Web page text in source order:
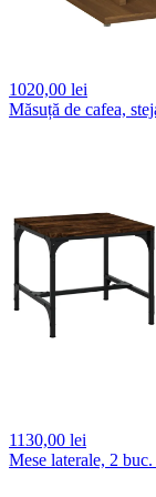
1020,00 lei
Măsuță de cafea,
1130,00 lei
Mese laterale, 2